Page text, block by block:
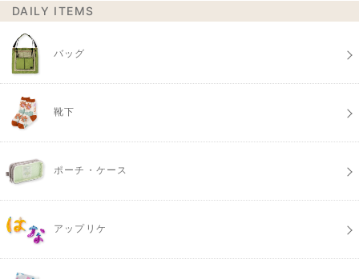
DAILY ITEMS
バッグ
靴下
ポーチ・ケース
アップリケ